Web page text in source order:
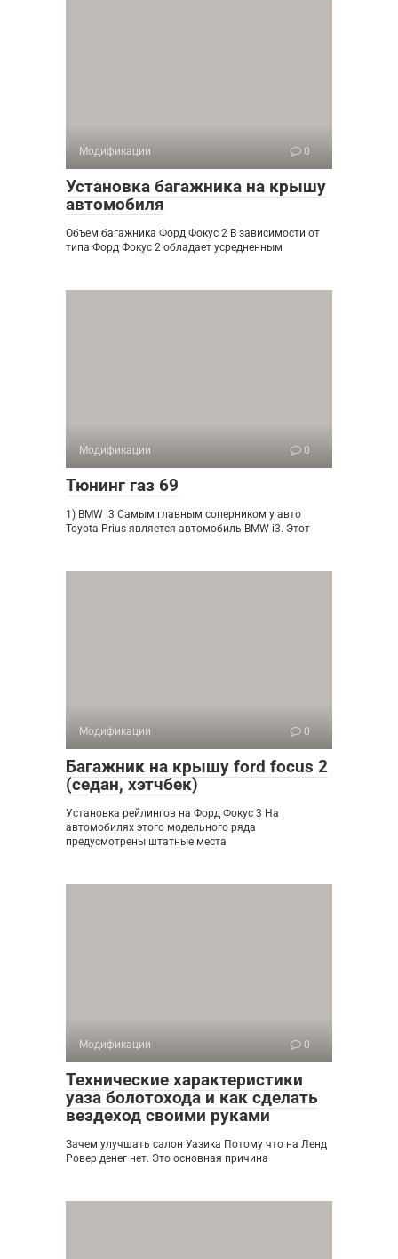
Модификации 0
Установка багажника на крышу
автомобиля
Объем багажника Форд Фокус 2 В зависимости от
типа Форд Фокус 2 обладает усредненным
Модификации 0
Тюнинг газ 69
1) BMW i3 Самым главным соперником у авто
Toyota Prius является автомобиль BMW i3. Этот
Модификации 0
Багажник на крышу ford focus 2
(седан, хэтчбек)
Установка рейлингов на Форд Фокус 3 На
автомобилях этого модельного ряда
предусмотрены штатные места
Модификации 0
Технические характеристики
уаза болотохода и как сделать
вездеход своими руками
Зачем улучшать салон Уазика Потому что на Ленд
Ровер денег нет. Это основная причина